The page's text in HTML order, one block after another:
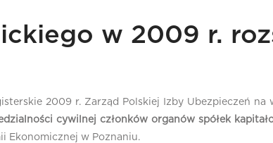
w 2009 r.
2009 r. Zarząd Polskiej Izby Ubezpieczeń
cywilnej członków organów spółek
Ekonomicznej w Poznaniu.